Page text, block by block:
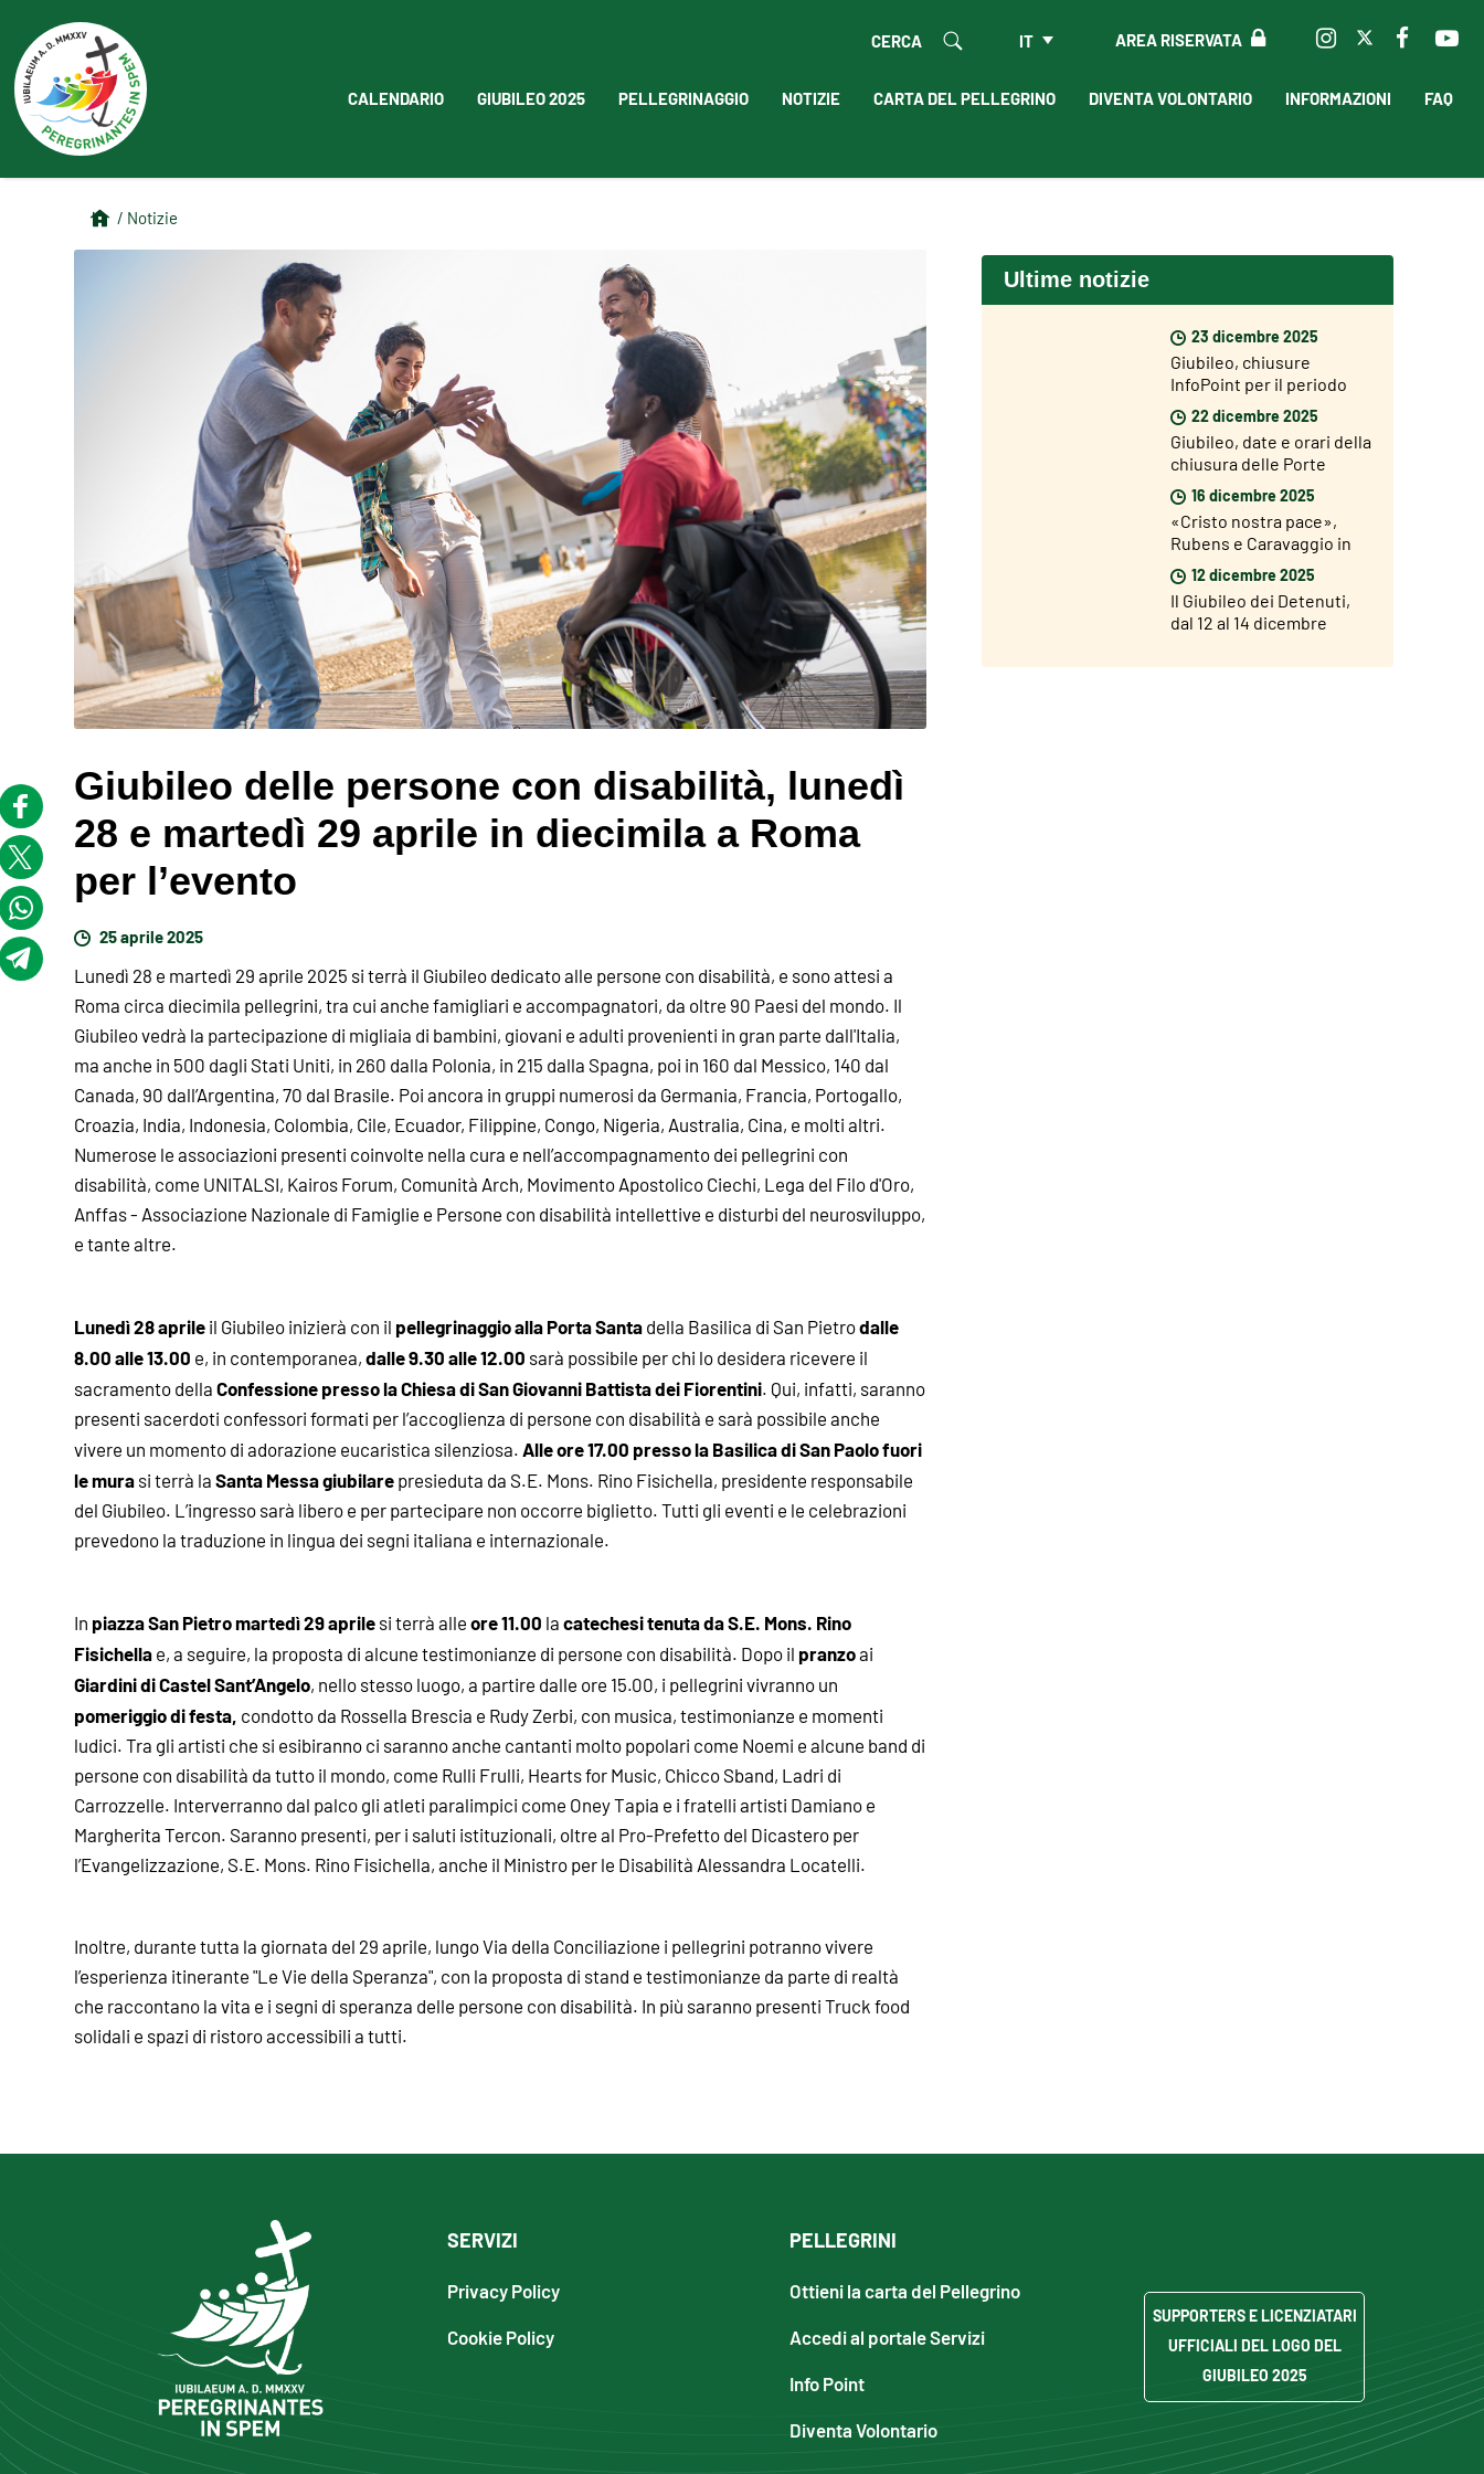
AREA RISERVATA
IT
CERCA
CALENDARIO GIUBILEO 2025 PELLEGRINAGGIO NOTIZIE CARTA DEL PELLEGRINO DIVENTA VOLONTARIO INFORMAZIONI FAQ
/ Notizie
Giubileo delle persone con disabilità, lunedì
28 e martedì 29 aprile in diecimila a Roma
per l’evento
25 aprile 2025
Lunedì 28 e martedì 29 aprile 2025 si terrà il Giubileo dedicato alle persone con disabilità, e sono attesi a
Roma circa diecimila pellegrini, tra cui anche famigliari e accompagnatori, da oltre 90 Paesi del mondo. Il
Giubileo vedrà la partecipazione di migliaia di bambini, giovani e adulti provenienti in gran parte dall'Italia,
ma anche in 500 dagli Stati Uniti, in 260 dalla Polonia, in 215 dalla Spagna, poi in 160 dal Messico, 140 dal
Canada, 90 dall’Argentina, 70 dal Brasile. Poi ancora in gruppi numerosi da Germania, Francia, Portogallo,
Croazia, India, Indonesia, Colombia, Cile, Ecuador, Filippine, Congo, Nigeria, Australia, Cina, e molti altri.
Numerose le associazioni presenti coinvolte nella cura e nell’accompagnamento dei pellegrini con
disabilità, come UNITALSI, Kairos Forum, Comunità Arch, Movimento Apostolico Ciechi, Lega del Filo d'Oro,
Anffas - Associazione Nazionale di Famiglie e Persone con disabilità intellettive e disturbi del neurosviluppo,
e tante altre.
Lunedì 28 aprileil Giubileo inizierà con il pellegrinaggio alla Porta Santadella Basilica di San Pietrodalle
8.00 alle 13.00 e, in contemporanea,dalle 9.30 alle 12.00 sarà possibile per chi lo desidera ricevere il
sacramento dellaConfessione presso la Chiesa di San Giovanni Battista dei Fiorentini. Qui, infatti, saranno
presenti sacerdoti confessori formati per l’accoglienza di persone con disabilità e sarà possibile anche
vivere un momento di adorazione eucaristica silenziosa.Alle ore 17.00 presso la Basilica di San Paolo fuori
le murasi terrà laSanta Messa giubilarepresieduta da S.E. Mons. Rino Fisichella, presidente responsabile
del Giubileo. L’ingresso sarà libero e per partecipare non occorre biglietto. Tutti gli eventi e le celebrazioni
prevedono la traduzione in lingua dei segni italiana e internazionale.
In piazza San Pietromartedì 29 aprilesi terrà alleore 11.00 lacatechesi tenuta da S.E. Mons. Rino
Fisichellae, a seguire, la proposta di alcune testimonianze di persone con disabilità. Dopo il pranzoai
Giardini di Castel Sant’Angelo, nello stesso luogo, a partire dalle ore 15.00, i pellegrini vivranno un
pomeriggio di festa, condotto da Rossella Brescia e Rudy Zerbi, con musica, testimonianze e momenti
ludici. Tra gli artisti che si esibiranno ci saranno anche cantanti molto popolari come Noemi e alcune band di
persone con disabilità da tutto il mondo, come Rulli Frulli, Hearts for Music, Chicco Sband, Ladri di
Carrozzelle. Interverranno dal palco gli atleti paralimpici come Oney Tapia e i fratelli artisti Damiano e
Margherita Tercon. Saranno presenti, per i saluti istituzionali, oltre al Pro-Prefetto del Dicastero per
l’Evangelizzazione, S.E. Mons. Rino Fisichella, anche il Ministro per le Disabilità Alessandra Locatelli.
Inoltre, durante tutta la giornata del 29 aprile, lungo Via della Conciliazione i pellegrini potranno vivere
l’esperienza itinerante "Le Vie della Speranza", con la proposta di stand e testimonianze da parte di realtà
che raccontano la vita e i segni di speranza delle persone con disabilità. In più saranno presenti Truck food
solidali e spazi di ristoro accessibili a tutti.
Ultime notizie
23 dicembre 2025
Giubileo, chiusure
InfoPoint per il periodo
natalizio
22 dicembre 2025
Giubileo, date e orari della
chiusura delle Porte
Sante
16 dicembre 2025
«Cristo nostra pace»,
Rubens e Caravaggio in
mostra a Roma dal 18
dicembre
12 dicembre 2025
Il Giubileo dei Detenuti,
dal 12 al 14 dicembre
SERVIZI
Privacy Policy
Cookie Policy
PELLEGRINI
Ottieni la carta del Pellegrino
Accedi al portale Servizi
Info Point
Diventa Volontario
SUPPORTERS E LICENZIATARI
UFFICIALI DEL LOGO DEL
GIUBILEO 2025